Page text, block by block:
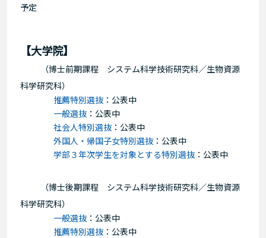
予定
【大学院】
（博士前期課程 システム科学技術研究科／生物資源
科学研究科）
推薦特別選抜： 公表中
一般選抜： 公表中
社会人特別選抜： 公表中
外国人・帰国子女特別選抜： 公表中
学部３年次学生を対象とする特別選抜： 公表中
（博士後期課程 システム科学技術研究科／生物資源
科学研究科）
一般選抜： 公表中
推薦特別選抜： 公表中